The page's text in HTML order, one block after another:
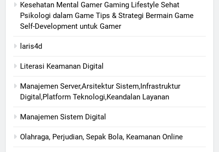
Kesehatan Mental Gamer Gaming Lifestyle Sehat
Psikologi dalam Game Tips & Strategi Bermain Game
Self-Development untuk Gamer
laris4d
Literasi Keamanan Digital
Manajemen Server,Arsitektur Sistem,Infrastruktur
Digital,Platform Teknologi,Keandalan Layanan
Manajemen Sistem Digital
Olahraga, Perjudian, Sepak Bola, Keamanan Online